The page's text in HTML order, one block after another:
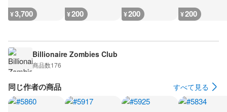
¥3,700 ¥200 ¥200 ¥200
Billionaire Zombies Club
商品数176
同じ作者の商品 すべて見る